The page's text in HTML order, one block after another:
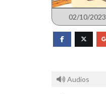
02/10/2023
Audios